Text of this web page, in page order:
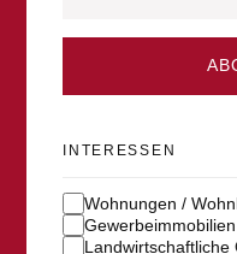
INTERESSEN
Wohnungen /
Gewerbeimmobilien
Landwirtschaftliche